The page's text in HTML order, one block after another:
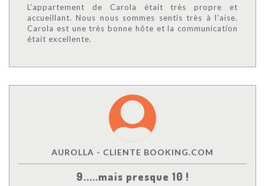
L'appartement de Carola était très propre et
accueillant. Nous nous sommes sentis très à l'aise.
Carola est une très bonne hôte et la communication
était excellente.
AUROLLA - CLIENTE BOOKING.COM
9.....mais presque 10 !